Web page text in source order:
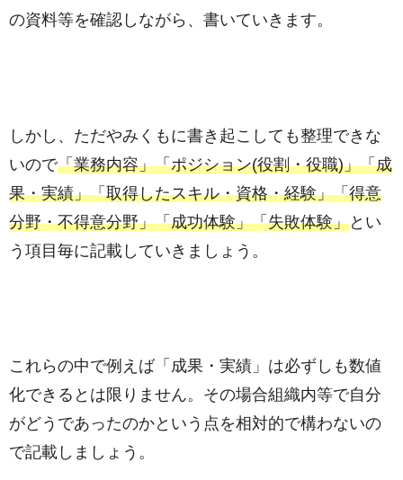
の資料等を確認しながら、書いていきます。
しかし、ただやみくもに書き起こしても整理できな
いので「業務内容」「ポジション(役割・役職)」「成
果・実績」「取得したスキル・資格・経験」「得意
分野・不得意分野」「成功体験」「失敗体験」とい
う項目毎に記載していきましょう。
これらの中で例えば「成果・実績」は必ずしも数値
化できるとは限りません。その場合組織内等で自分
がどうであったのかという点を相対的で構わないの
で記載しましょう。